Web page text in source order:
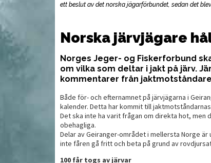
ett beslut av det norska jägarförbundet, sedan det
Norska järvjägare
Norges Jeger- og Fiskerforbund
om vilka som deltar i jakt på järv.
kommentarer från
Både för- och efternamnet på järvjägarna i
kalender. Detta har kommit till
Det ska inte ha varit frågan om direkta hot, men
obehagliga.
Delar av Geiranger-området i mellersta Norge
inte fåren gå fritt och beta på grund av
100 får togs av järvar
Vettig optik för en rimlig
slant